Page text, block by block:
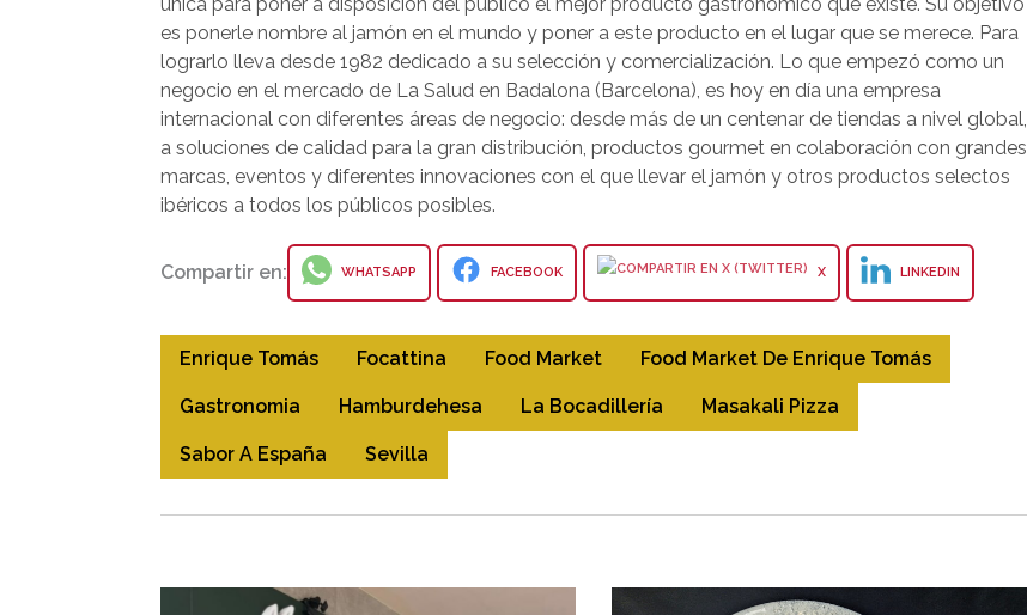
es ponerle nombre al jamón en el mundo y poner a este producto en el lugar que se merece. Para
lograrlo lleva desde 1982 dedicado a su selección y comercialización. Lo que empezó como un
negocio en el mercado de La Salud en Badalona (Barcelona), es hoy en día una empresa
internacional con diferentes áreas de negocio: desde más de un centenar de tiendas a nivel global,
a soluciones de calidad para la gran distribución, productos gourmet en colaboración con grandes
marcas, eventos y diferentes innovaciones con el que llevar el jamón y otros productos selectos
ibéricos a todos los públicos posibles.
Compartir en: WHATSAPP FACEBOOK X LINKEDIN
Enrique Tomás Focattina Food Market Food Market De Enrique Tomás
Gastronomia Hamburdehesa La Bocadillería Masakali Pizza
Sabor A España Sevilla